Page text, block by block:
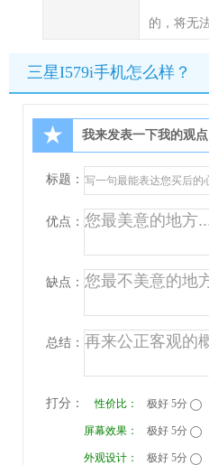
的，将无
三星I579i手机怎么样？
★ 我来发表一下我的观点
标题：
优点：
缺点：
总结：
打分： 性价比： 极好 5分
屏幕效果： 极好 5分
外观设计： 极好 5分